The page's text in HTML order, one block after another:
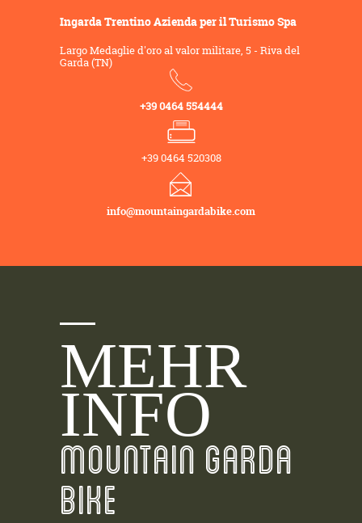
Ingarda Trentino Azienda per il Turismo Spa
Largo Medaglie d'oro al valor militare, 5 - Riva del
Garda (TN)
+39 0464 554444
+39 0464 520308
info@mountaingardabike.com
MEHR
INFO
MOUNTAIN GARDA
BIKE